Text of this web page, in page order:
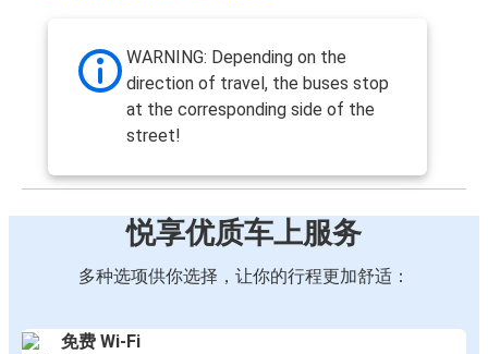
WARNING: Depending on the
direction of travel, the buses stop
at the corresponding side of the
street!
悦享优质车上服务
多种选项供你选择，让你的行程更加舒适：
免费 Wi-Fi